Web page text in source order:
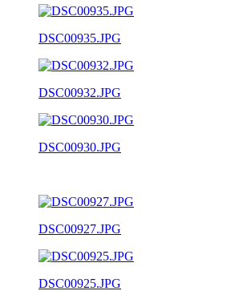
DSC00935.JPG
DSC00932.JPG
DSC00930.JPG
DSC00927.JPG
DSC00925.JPG